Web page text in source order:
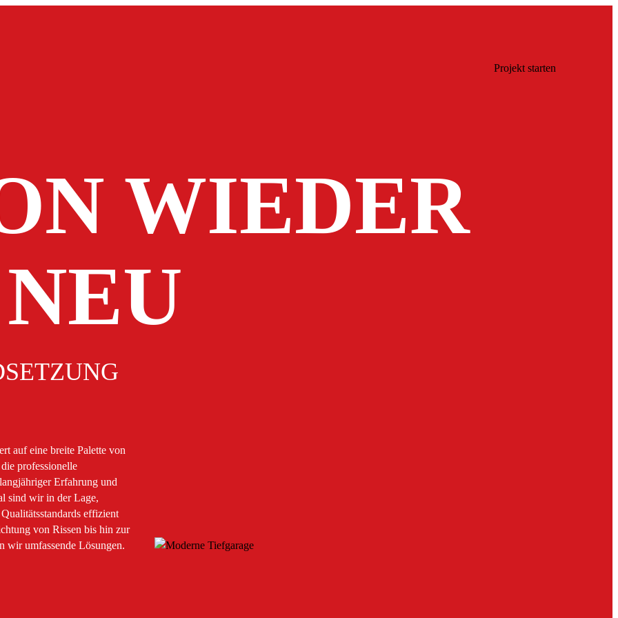
Projekt starten
WIEDER
auf eine breite Palette von
professionelle
Erfahrung und
sind wir in der Lage,
effizient
von Rissen bis hin zur
wir umfassende Lösungen.